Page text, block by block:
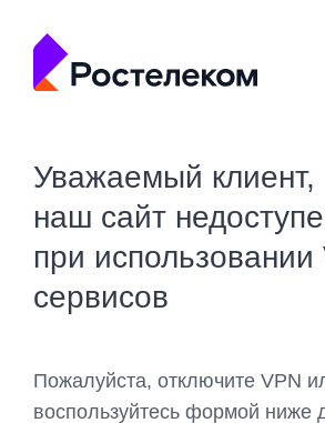
Уважаемый клиент,
наш сайт
при использовании
сервисов
Пожалуйста, отключите VPN
воспользуйтесь формой ниже